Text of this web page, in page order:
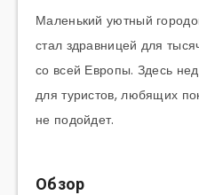
Маленький уютный
стал здравницей для
со всей Европы. Здесь
для туристов, любящих
не подойдет.
Обзор